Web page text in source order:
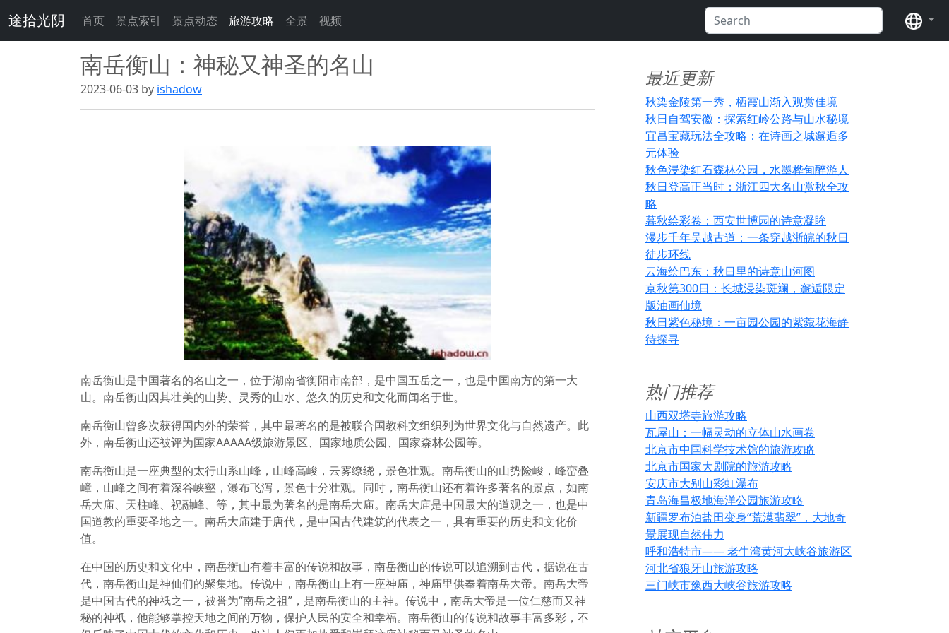
途拾光阴 首页 景点索引 景点动态 旅游攻略 全景 视频 语
南岳衡山：神秘又神圣的名山
2023-06-03 by ishadow
南岳衡山是中国著名的名山之一，位于湖南省衡阳市南部，是中国五岳之一，也是中国南方的第一大
山。南岳衡山因其壮美的山势、灵秀的山水、悠久的历史和文化而闻名于世。
南岳衡山曾多次获得国内外的荣誉，其中最著名的是被联合国教科文组织列为世界文化与自然遗产。此
外，南岳衡山还被评为国家AAAAA级旅游景区、国家地质公园、国家森林公园等。
南岳衡山是一座典型的太行山系山峰，山峰高峻，云雾缭绕，景色壮观。南岳衡山的山势险峻，峰峦叠
嶂，山峰之间有着深谷峡壑，瀑布飞泻，景色十分壮观。同时，南岳衡山还有着许多著名的景点，如南
岳大庙、天柱峰、祝融峰、等，其中最为著名的是南岳大庙。南岳大庙是中国最大的道观之一，也是中
国道教的重要圣地之一。南岳大庙建于唐代，是中国古代建筑的代表之一，具有重要的历史和文化价
值。
在中国的历史和文化中，南岳衡山有着丰富的传说和故事，南岳衡山的传说可以追溯到古代，据说在古
代，南岳衡山是神仙们的聚集地。传说中，南岳衡山上有一座神庙，神庙里供奉着南岳大帝。南岳大帝
是中国古代的神祇之一，被誉为“南岳之祖”，是南岳衡山的主神。传说中，南岳大帝是一位仁慈而又神
秘的神祇，他能够掌控天地之间的万物，保护人民的安全和幸福。南岳衡山的传说和故事丰富多彩，不
最近更新
秋染金陵第一秀，栖霞山渐入观赏佳境
秋日自驾安徽：探索红岭公路与山水秘境
宜昌宝藏玩法全攻略：在诗画之城邂逅多
元体验
秋色浸染红石森林公园，水墨桦甸醉游人
秋日登高正当时：浙江四大名山赏秋全攻
略
暮秋绘彩卷：西安世博园的诗意凝眸
漫步千年吴越古道：一条穿越浙皖的秋日
徒步环线
云海绘巴东：秋日里的诗意山河图
京秋第300日：长城浸染斑斓，邂逅限定
版油画仙境
秋日紫色秘境：一亩园公园的紫菀花海静
待探寻
热门推荐
山西双塔寺旅游攻略
瓦屋山：一幅灵动的立体山水画卷
北京市中国科学技术馆的旅游攻略
北京市国家大剧院的旅游攻略
安庆市大别山彩虹瀑布
青岛海昌极地海洋公园旅游攻略
新疆罗布泊盐田变身“荒漠翡翠”，大地奇
景展现自然伟力
呼和浩特市—— 老牛湾黄河大峡谷旅游区
河北省狼牙山旅游攻略
三门峡市豫西大峡谷旅游攻略